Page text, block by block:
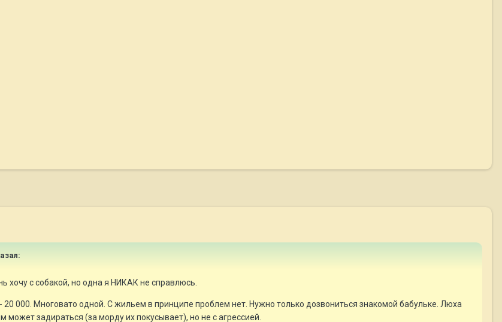
с собакой, но одна я НИКАК не справлюсь.
000. Многовато одной. С жильем в принципе проблем нет. Нужно только дозвониться знакомой бабульке. Люха
может задираться (за морду их покусывает), но не с агрессией.